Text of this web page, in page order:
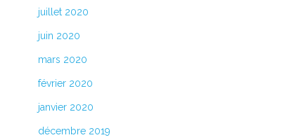
juillet 2020
juin 2020
mars 2020
février 2020
janvier 2020
décembre 2019